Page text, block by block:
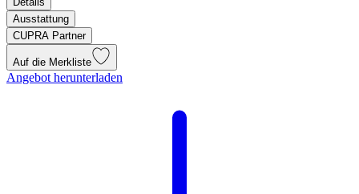
Ausstattung
CUPRA Partner
Auf die Merkliste
Angebot herunterladen